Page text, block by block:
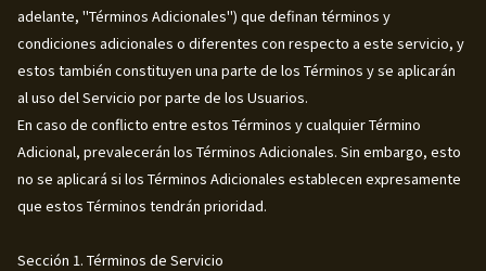
adelante, "Términos Adicionales") que definan términos y
condiciones adicionales o diferentes con respecto a este servicio, y
estos también constituyen una parte de los Términos y se aplicarán
al uso del Servicio por parte de los Usuarios.
En caso de conflicto entre estos Términos y cualquier Término
Adicional, prevalecerán los Términos Adicionales. Sin embargo, esto
no se aplicará si los Términos Adicionales establecen expresamente
que estos Términos tendrán prioridad.
Sección 1. Términos de Servicio